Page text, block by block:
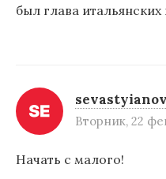
был глава
sevastyianov
Вторник, 22
Начать с малого!